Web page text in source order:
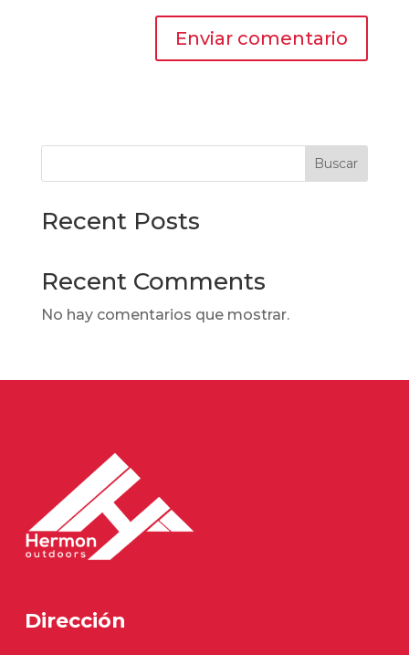
Buscar
Recent Posts
Recent Comments
No hay comentarios que mostrar.
Dirección